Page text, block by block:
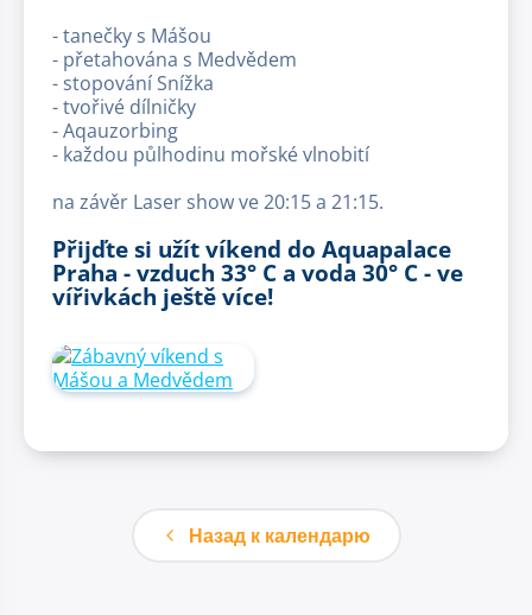
- tanečky s Mášou
- přetahována s Medvědem
- stopování Snížka
- tvořivé dílničky
- Aqauzorbing
- každou půlhodinu mořské vlnobití
na závěr Laser show ve 20:15 a 21:15.
Přijďte si užít víkend do Aquapalace
Praha - vzduch 33° C a voda 30° C - ve
vířivkách ještě více!
Назад к календарю